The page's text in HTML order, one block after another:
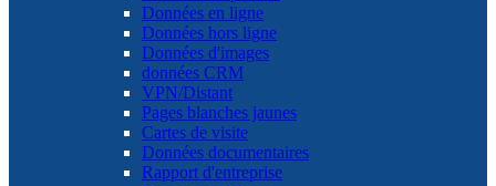
Données en ligne
Données hors ligne
Données d'images
données CRM
VPN/Distant
Pages blanches jaunes
Cartes de visite
Données documentaires
Rapport d'entreprise